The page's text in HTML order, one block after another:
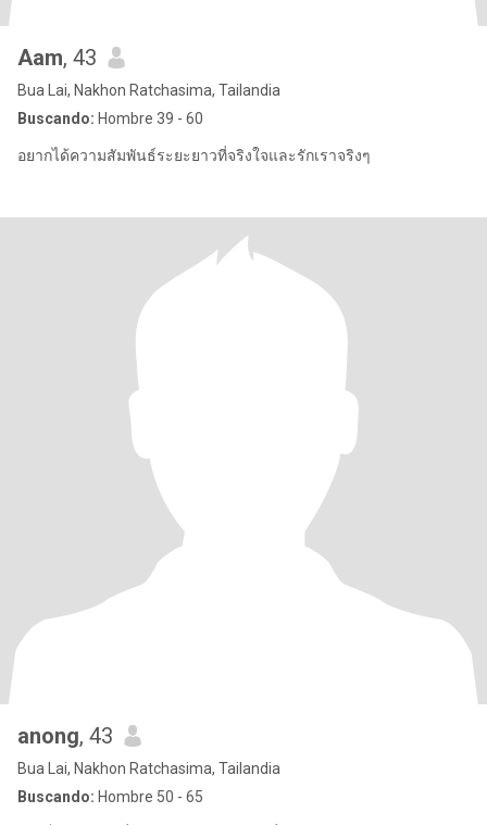
Aam, 43
Bua Lai, Nakhon Ratchasima, Tailandia
Buscando: Hombre 39 - 60
อยากได้ความสัมพันธ์ระยะยาวที่จริงใจและรักเราจริงๆ
anong, 43
Bua Lai, Nakhon Ratchasima, Tailandia
Buscando: Hombre 50 - 65